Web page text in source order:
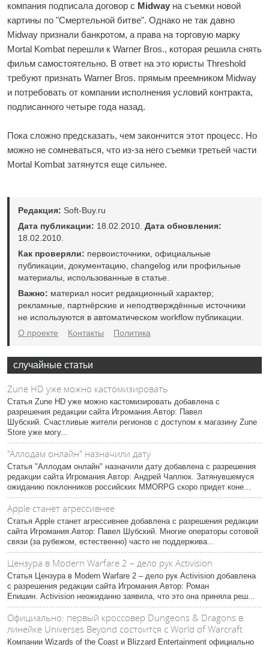
компания подписала договор с Midway на съемки новой
картины по "Смертельной битве". Однако не так давно
Midway признали банкротом, а права на торговую марку
Mortal Kombat перешли к Warner Bros., которая решила снять
фильм самостоятельно. В ответ на это юристы Threshold
требуют признать Warner Bros. прямым преемником Midway
и потребовать от компании исполнения условий контракта,
подписанного четыре года назад.
Пока сложно предсказать, чем закончится этот процесс. Но
можно не сомневаться, что из-за него съемки третьей части
Mortal Kombat затянутся еще сильнее.
Редакция: Soft-Buy.ru
Дата публикации: 18.02.2010. Дата обновления:
18.02.2010.
Как проверяли: первоисточники, официальные
публикации, документацию, changelog или профильные
материалы, использованные в статье.
Важно: материал носит редакционный характер;
рекламные, партнёрские и неподтверждённые источники
не используются в автоматическом workflow публикации.
О проекте
Контакты Политика
случайные статьи
Zune HD уже можно кастомизировать
Статья Zune HD уже можно кастомизировать добавлена с
разрешения редакции сайта Игромания.Автор: Павел
Шубский. Счастливые жители регионов с доступом к магазину Zune
Store уже могу...
"Аллодам онлайн" назначили дату
Статья "Аллодам онлайн" назначили дату добавлена с разрешения
редакции сайта Игромания.Автор: Андрей Чаплюк. Затянувшемуся
ожиданию поклонников российских MMORPG скоро придет коне...
Apple станет агрессивнее
Статья Apple станет агрессивнее добавлена с разрешения редакции
сайта Игромания.Автор: Павел Шубский. Многие операторы сотовой
связи (за рубежом, естественно) часто не поддержива...
Цензура в Modern Warfare 2 – дело рук Activision
Статья Цензура в Modern Warfare 2 – дело рук Activision добавлена
с разрешения редакции сайта Игромания.Автор: Роман
Епишин. Activision неожиданно заявила, что это она приняла реш...
Официально: первый кроссовер Dungeons & Dragons в
линейке Universes Beyond состоится с World of Warcraft
Компании Wizards of the Coast и Blizzard Entertainment официально